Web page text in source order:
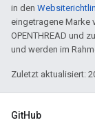
in den
eingetragene Marke
OPENTHREAD und
und werden im
Zuletzt aktualisiert:
GitHub